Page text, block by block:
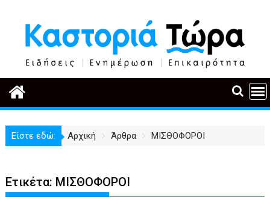
περιεχόμενο
Είστε εδώ: Αρχική Άρθρα ΜΙΣΘΟΦΟΡΟΙ
Ετικέτα: ΜΙΣΘΟΦΟΡΟΙ